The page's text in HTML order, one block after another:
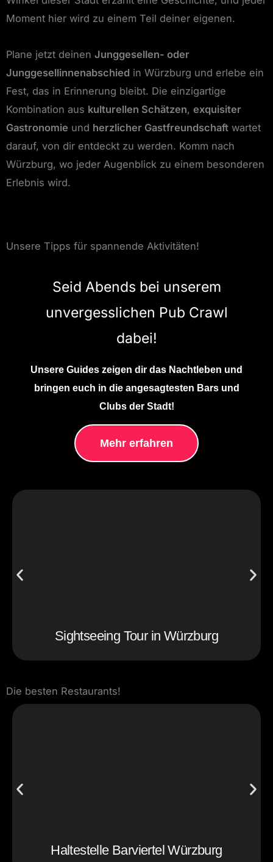
Moment hier wird zu einem Teil deiner eigenen.
Plane jetzt deinen Junggesellen- oder
Junggesellinnenabschied in Würzburg und erlebe ein
Fest, das in Erinnerung bleibt. Die einzigartige
Kombination aus kulturellen Schätzen, exquisiter
Gastronomie und herzlicher Gastfreundschaft wartet
darauf, von dir entdeckt zu werden. Komm nach
Würzburg, wo jeder Augenblick zu einem besonderen
Erlebnis wird.
Unsere Tipps für spannende Aktivitäten!
Seid Abends bei unserem
unvergesslichen Pub Crawl
dabei!
Unsere Guides zeigen dir das Nachtleben und
bringen euch in die angesagtesten Bars und
Clubs der Stadt!
Mehr erfahren
Sightseeing Tour in Würzburg
Die besten Restaurants!
Haltestelle Barviertel Würzburg